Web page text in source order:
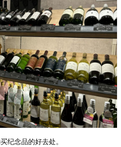
纪念品的好去处。